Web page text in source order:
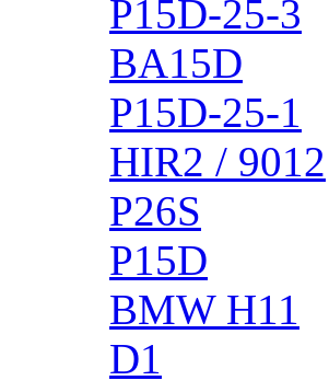
P15D-25-3
BA15D
P15D-25-1
HIR2 / 9012
P26S
P15D
BMW H11
D1